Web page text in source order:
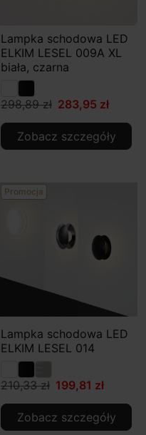
Lampka schodowa LED
ELKIM LESEL 009A XL
biała, czarna
298,89 zł 283,95 zł
Zobacz szczegóły
Promocja
Lampka schodowa LED
ELKIM LESEL 014
210,33 zł 199,81 zł
Zobacz szczegóły